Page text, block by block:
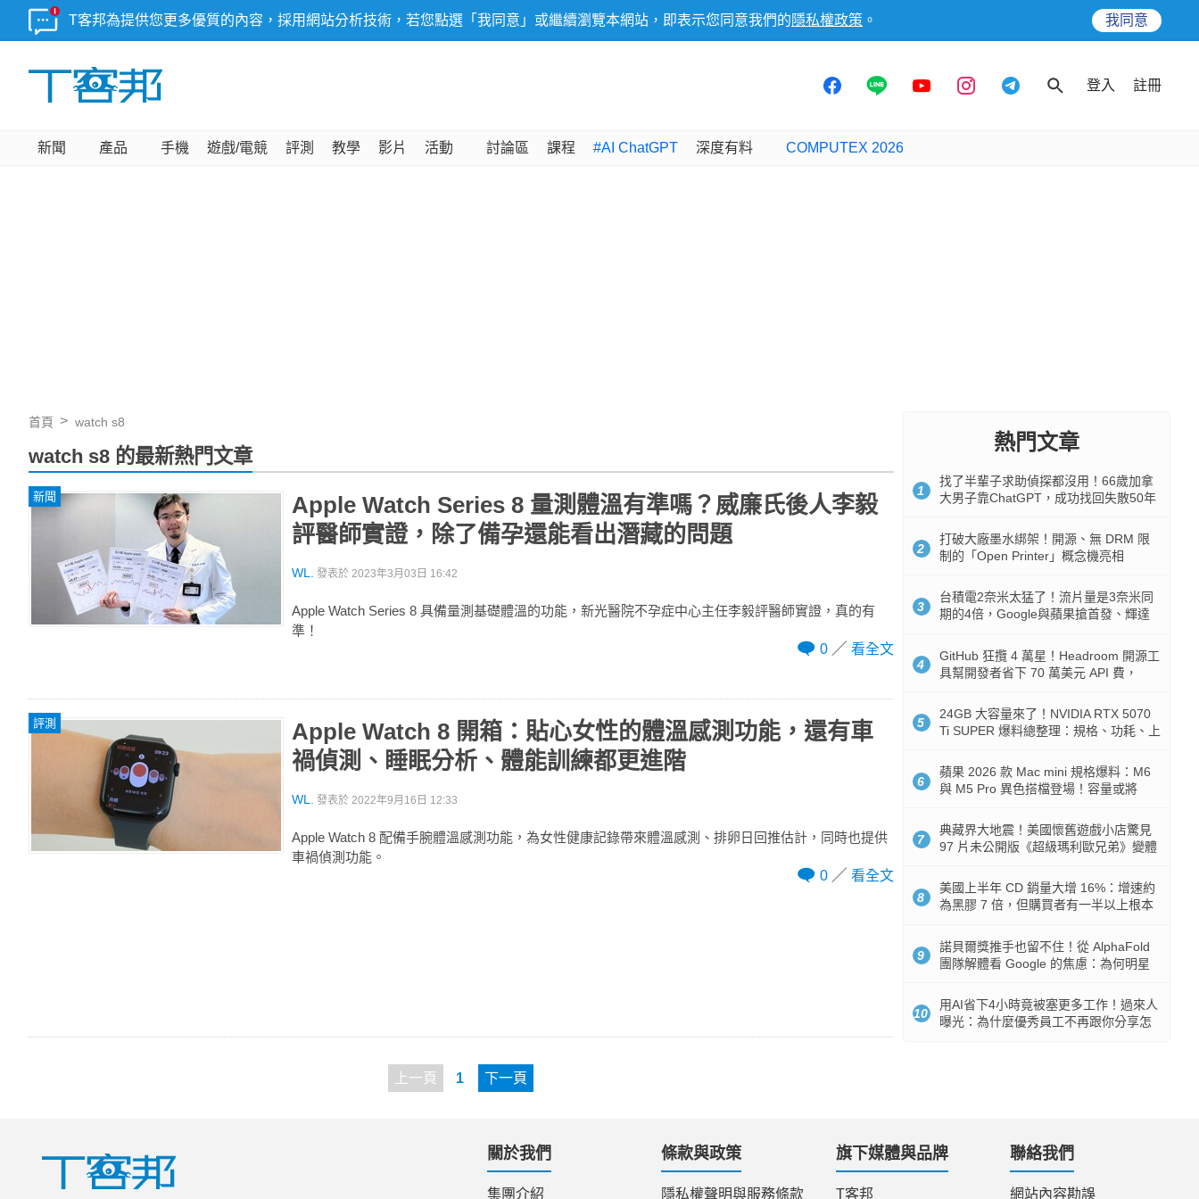
T客邦為提供您更多優質的內容，採用網站分析技術，若您點選「我同意」或繼續瀏覽本網站，即表示您同意我們的 隱私權政策 。 我同意
登入 註冊
新聞 產品 手機 遊戲/電競 評測 教學 影片 活動 討論區 課程 #AI ChatGPT 深度有料 COMPUTEX 2026
首頁 watch s8
watch s8 的最新熱門文章
新聞
Apple Watch Series 8 量測體溫有準嗎？威廉氏後人李毅
評醫師實證，除了備孕還能看出潛藏的問題
WL. 發表於 2023年3月03日 16:42
Apple Watch Series 8 具備量測基礎體溫的功能，新光醫院不孕症中心主任李毅評醫師實證，真的有
準！
0
看全文
評測
Apple Watch 8 開箱：貼心女性的體溫感測功能，還有車
禍偵測、睡眠分析、體能訓練都更進階
WL. 發表於 2022年9月16日 12:33
Apple Watch 8 配備手腕體溫感測功能，為女性健康記錄帶來體溫感測、排卵日回推估計，同時也提供
車禍偵測功能。
0
看全文
上一頁 1 下一頁
熱門文章
1
找了半輩子求助偵探都沒用！66歲加拿
大男子靠ChatGPT，成功找回失散50年
2
打破大廠墨水綁架！開源、無 DRM 限
制的「Open Printer」概念機亮相
3
台積電2奈米太猛了！流片量是3奈米同
期的4倍，Google與蘋果搶首發、輝達
4
GitHub 狂攬 4 萬星！Headroom 開源工
具幫開發者省下 70 萬美元 API 費，
5
24GB 大容量來了！NVIDIA RTX 5070
Ti SUPER 爆料總整理：規格、功耗、上
6
蘋果 2026 款 Mac mini 規格爆料：M6
與 M5 Pro 異色搭檔登場！容量或將
7
典藏界大地震！美國懷舊遊戲小店驚見
97 片未公開版《超級瑪利歐兄弟》變體
8
美國上半年 CD 銷量大增 16%：增速約
為黑膠 7 倍，但購買者有一半以上根本
9
諾貝爾獎推手也留不住！從 AlphaFold
團隊解體看 Google 的焦慮：為何明星
10
用AI省下4小時竟被塞更多工作！過來人
曝光：為什麼優秀員工不再跟你分享怎
關於我們
集團介紹
條款與政策
隱私權聲明與服務條款
旗下媒體與品牌
T客邦
聯絡我們
網站內容勘誤